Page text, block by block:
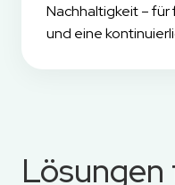
Nachhaltigkeit –
und eine